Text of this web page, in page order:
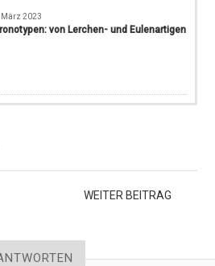
März 2023
von Lerchen- und Eulenartigen
WEITER BEITRAG